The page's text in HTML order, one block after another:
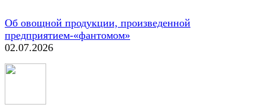
Об овощной продукции, произведенной
предприятием-«фантомом»
02.07.2026